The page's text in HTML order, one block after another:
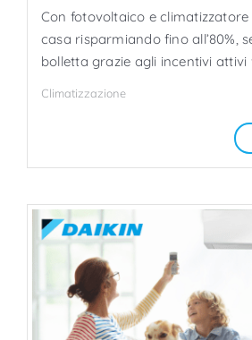
Con fotovoltaico e climatizzatore
casa risparmiando fino all’80%,
bolletta grazie agli incentivi attivi
Climatizzazione